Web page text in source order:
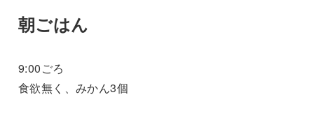
朝ごはん
9:00ごろ
食欲無く、みかん3個